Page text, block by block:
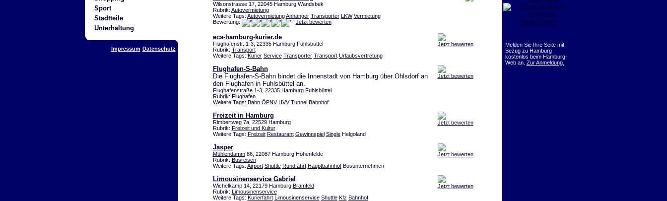
Sport
Stadtteile
Unterhaltung
Impressum Datenschutz
Wilsonstrasse 17, 22045 Hamburg Wandsbek
Rubrik: Autovermietung
Weitere Tags: Autovermietung Anhänger Transporter LKW Vermietung
Bewertung:
Jetzt bewerten
Jetzt bewerten
ecs-hamburg-kurier.de
Flughafenstr. 1-3, 22335 Hamburg Fuhlsbüttel
Rubrik: Transport
Weitere Tags: Kurier Service Transporter Transport Urlaubsvertretung
Jetzt bewerten
Flughafen-S-Bahn
Die Flughafen-S-Bahn bindet die Innenstadt von Hamburg über Ohlsdorf an
den Flughafen in Fuhlsbüttel an.
Flughafenstraße1-3, 22335 Hamburg Fuhlsbüttel
Rubrik: Flughafen
Weitere Tags: Bahn ÖPNV HVV Tunnel Bahnhof
Jetzt bewerten
Freizeit in Hamburg
Rimbertweg 7a, 22529 Hamburg
Rubrik: Freizeit und Kultur
Weitere Tags: Freizeit Restaurant Gewinnspiel SingleHelgoland
Jetzt bewerten
Jasper
Mühlendamm86, 22087 Hamburg Hohenfelde
Rubrik: Busreisen
Weitere Tags: Airport Shuttle Rundfahrt HauptbahnhofBusunternehmen
Jetzt bewerten
Limousinenservice Gabriel
Wichelkamp 14, 22179 Hamburg Bramfeld
Rubrik: Limousinenservice
Weitere Tags: Kurierfahrt Limousinenservice Shuttle Kfz Bahnhof
Melden Sie Ihre Seite mit
Bezug zu Hamburg
kostenlos beim Hamburg-
Web an. Zur Anmeldung.